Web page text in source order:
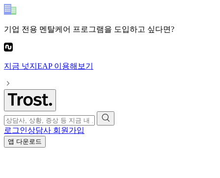
기업 전용 멘탈케어 프로그램을 도입하고 싶다면?
지금 넛지EAP이용해보기
로그인상담사 회원가입
앱 다운로드